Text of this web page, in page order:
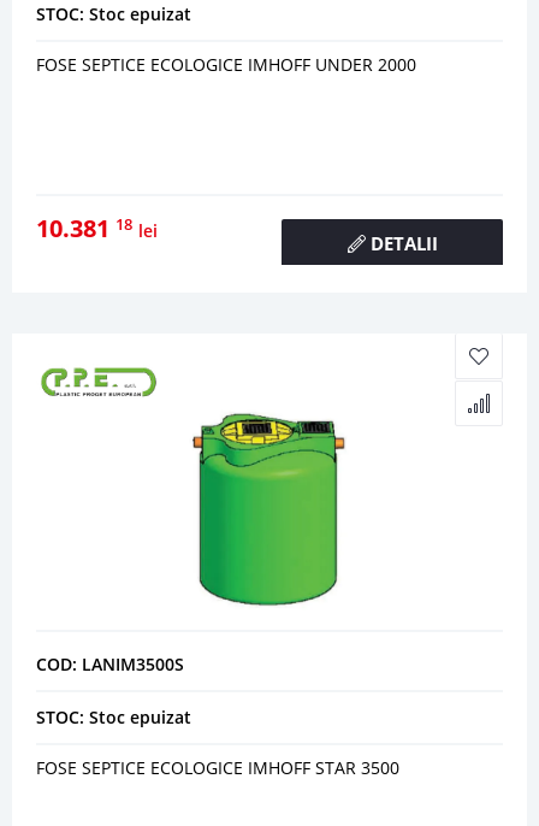
STOC: Stoc epuizat
FOSE SEPTICE ECOLOGICE IMHOFF UNDER 2000
10.381 18 lei
DETALII
COD: LANIM3500S
STOC: Stoc epuizat
FOSE SEPTICE ECOLOGICE IMHOFF STAR 3500